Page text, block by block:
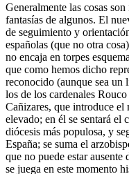
Generalmente las cosas
fantasías de algunos. El
de seguimiento y
españolas (que no otra
no encaja en torpes
que como hemos dicho
reconocido (aunque sea un
los de los cardenales
Cañizares, que introduce el
elevado; en él se sentará el
diócesis más populosa, y
España; se suma el
que no puede estar
se juega en este momento